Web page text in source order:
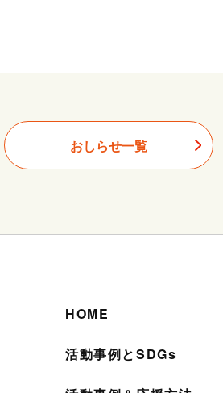
おしらせ一覧
HOME
活動事例とSDGs